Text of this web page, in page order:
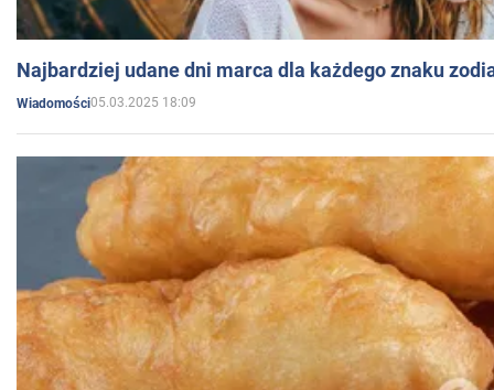
Najbardziej udane dni marca dla każdego znaku
Wiadomości05.03.2025 18:09